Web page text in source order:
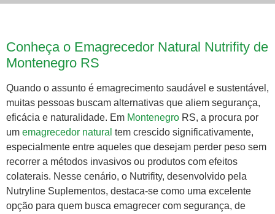
Conheça o Emagrecedor Natural Nutrifity de
Montenegro RS
Quando o assunto é emagrecimento saudável e sustentável,
muitas pessoas buscam alternativas que aliem segurança,
eficácia e naturalidade. Em Montenegro RS, a procura por
um emagrecedor natural tem crescido significativamente,
especialmente entre aqueles que desejam perder peso sem
recorrer a métodos invasivos ou produtos com efeitos
colaterais. Nesse cenário, o Nutrifity, desenvolvido pela
Nutryline Suplementos, destaca-se como uma excelente
opção para quem busca emagrecer com segurança, de